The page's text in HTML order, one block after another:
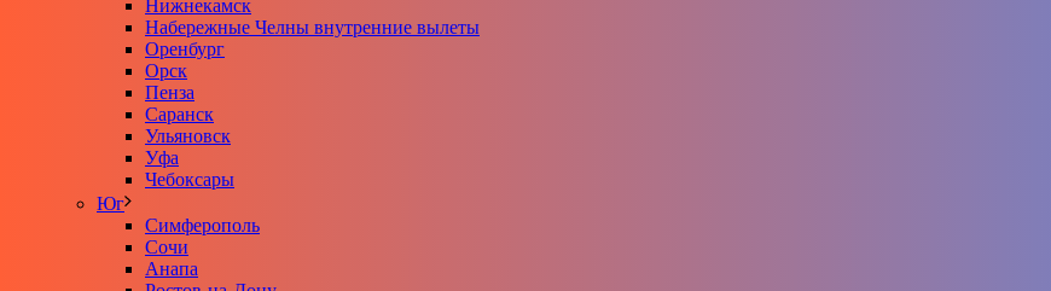
Нижнекамск
Набережные Челны внутренние вылеты
Оренбург
Орск
Пенза
Саранск
Ульяновск
Уфа
Чебоксары
Юг
Симферополь
Сочи
Анапа